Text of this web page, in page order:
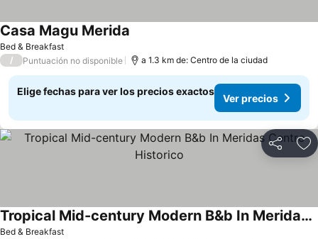
Bed & Breakfast
Casa Magu Merida
/ Puntuación no disponible a 1.3 km de: Centro de la ciudad
Elige fechas para ver los precios exactos
Ver precios
Compartir
Bed & Breakfast
Tropical Mid-century Modern B&b In Meridas Centro Historico